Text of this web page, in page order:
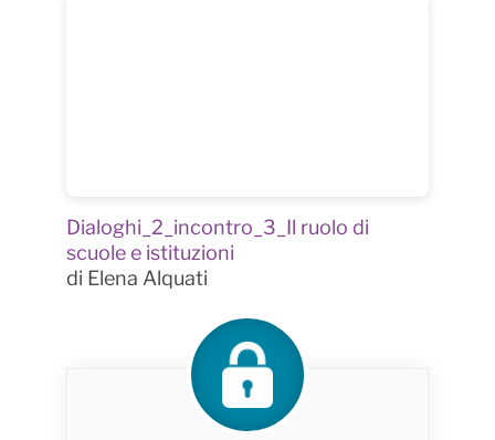
Dialoghi_2_incontro_3_Il ruolo di
scuole e istituzioni
di Elena Alquati